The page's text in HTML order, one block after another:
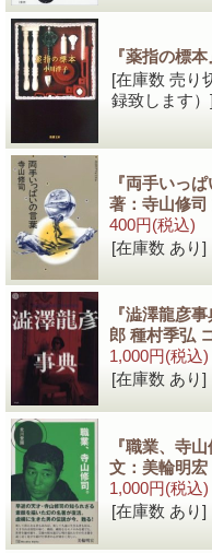
『薬指の標
[在庫数 売り
録致します）]
『両手いっ
著：寺山修
400円(税込)
[在庫数 あり]
『澁澤龍彦
郎 種村季弘
1,000円(税込)
[在庫数 あり]
『職業、寺
文：美輪明
1,000円(税込)
[在庫数 あり]